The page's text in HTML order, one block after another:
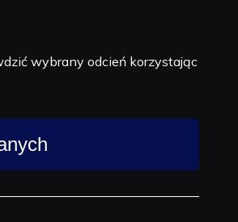
wybrany odcień korzystając